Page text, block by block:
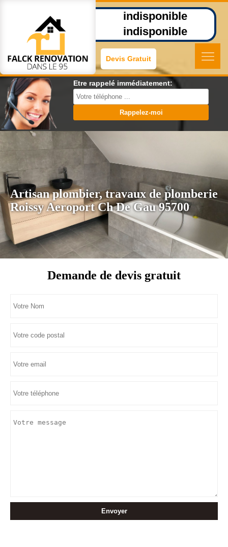
indisponible
indisponible
Devis Gratuit
Etre rappelé immédiatement:
Artisan plombier, travaux de plomberie
Roissy Aeroport Ch De Gau 95700
Demande de devis gratuit